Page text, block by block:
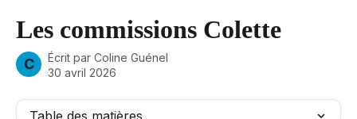
Les commissions Colette
C Écrit par Coline Guénel
30 avril 2026
Table des matières